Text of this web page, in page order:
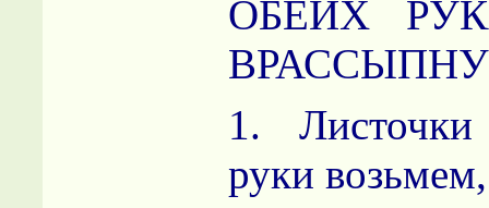
ОБЕИХ
1.
руки